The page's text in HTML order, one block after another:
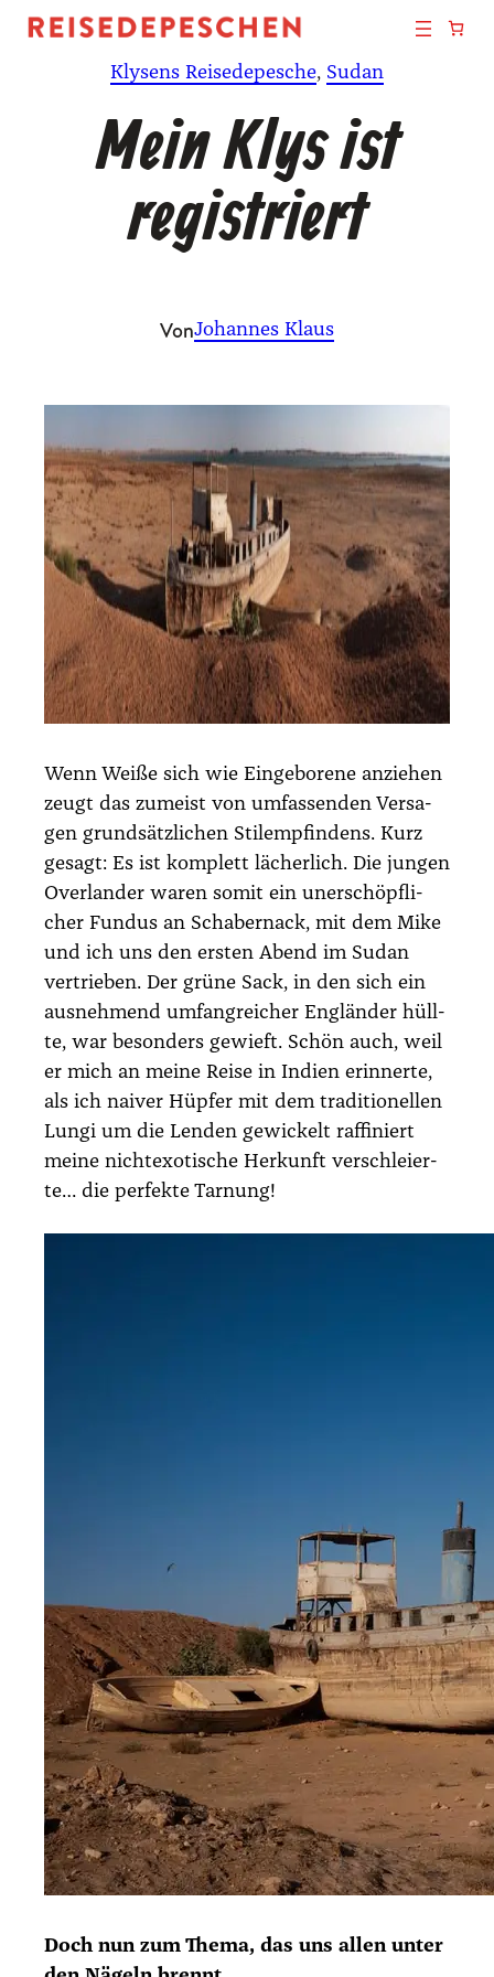
Zum
Klysens Reisedepesche, Sudan
Mein Klys ist
registriert
VonJohannes Klaus
Wenn Wei­ße sich wie Ein­ge­bo­re­ne anzie­hen
zeugt das zumeist von umfas­sen­den Ver­sa­
gen grund­sätz­li­chen Stil­emp­fin­dens. Kurz
gesagt: Es ist kom­plett lächer­lich. Die jun­gen
Over­lan­der waren somit ein uner­schöpf­li­
cher Fun­dus an Scha­ber­nack, mit dem Mike
und ich uns den ers­ten Abend im Sudan
ver­trie­ben. Der grü­ne Sack, in den sich ein
aus­neh­mend umfang­rei­cher Eng­län­der hüll­
te, war beson­ders gewieft. Schön auch, weil
er mich an mei­ne Rei­se in Indi­en erin­ner­te,
als ich nai­ver Hüp­fer mit dem tra­di­tio­nel­len
Lun­gi um die Len­den gewi­ckelt raf­fi­niert
mei­ne nicht­exo­ti­sche Her­kunft ver­schlei­er­
te… die per­fek­te Tar­nung!
Doch nun zum The­ma, das uns allen unter